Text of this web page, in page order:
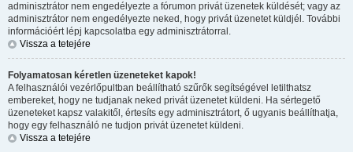
adminisztrátor nem engedélyezte a fórumon privát üzenetek küldését; vagy az
adminisztrátor nem engedélyezte neked, hogy privát üzenetet küldjél. További
információért lépj kapcsolatba egy adminisztrátorral.
Vissza a tetejére
Folyamatosan kéretlen üzeneteket kapok!
A felhasználói vezérlőpultban beállítható szűrők segítségével letilthatsz
embereket, hogy ne tudjanak neked privát üzenetet küldeni. Ha sértegető
üzeneteket kapsz valakitől, értesíts egy adminisztrátort, ő ugyanis beállíthatja,
hogy egy felhasználó ne tudjon privát üzenetet küldeni.
Vissza a tetejére